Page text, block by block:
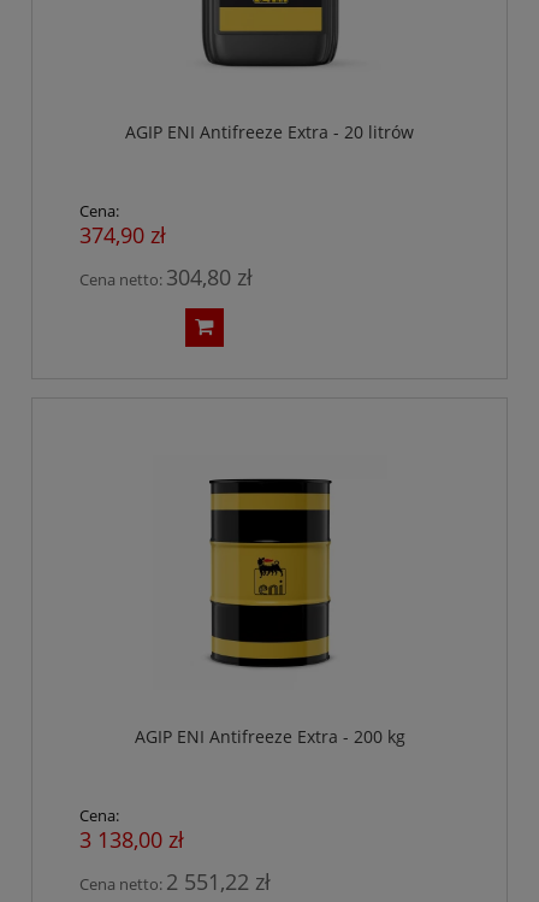
AGIP ENI Antifreeze Extra - 20 litrów
Cena:
374,90 zł
Cena netto: 304,80 zł
AGIP ENI Antifreeze Extra - 200 kg
Cena:
3 138,00 zł
Cena netto: 2 551,22 zł